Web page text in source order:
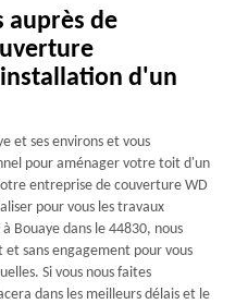
auprès de
d'un
et ses environs et vous
pour aménager votre toit d'un
entreprise de couverture WD
pour vous les travaux
Bouaye dans le 44830, nous
sans engagement pour vous
Si vous nous faites
dans les meilleurs délais et le